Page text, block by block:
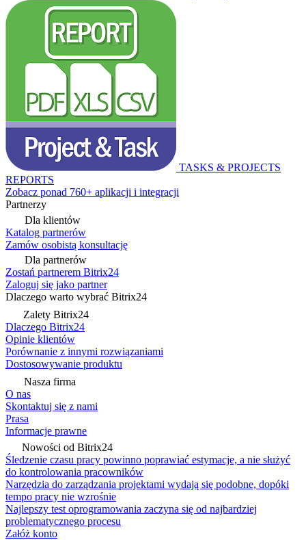
TASKS & PROJECTS
REPORTS
Zobacz ponad 760+ aplikacji i integracji
Partnerzy
Dla klientów
Katalog partnerów
Zamów osobistą konsultację
Dla partnerów
Zostań partnerem Bitrix24
Zaloguj się jako partner
Dlaczego warto wybrać Bitrix24
Zalety Bitrix24
Dlaczego Bitrix24
Opinie klientów
Porównanie z innymi rozwiązaniami
Dostosowywanie produktu
Nasza firma
O nas
Skontaktuj się z nami
Prasa
Informacje prawne
Nowości od Bitrix24
Śledzenie czasu pracy powinno poprawiać estymacje, a nie służyć
do kontrolowania pracowników
Narzędzia do zarządzania projektami wydają się podobne, dopóki
tempo pracy nie wzrośnie
Najlepszy test oprogramowania zaczyna się od najbardziej
problematycznego procesu
Załóż konto